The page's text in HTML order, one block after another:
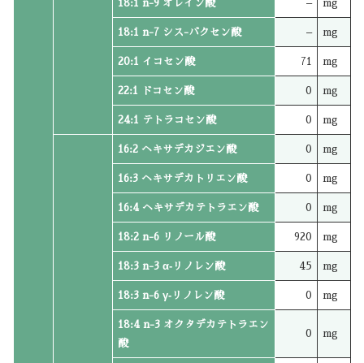
18:1 n-9 オレイン酸 – mg
18:1 n-7 シス-バクセン酸 – mg
20:1 イコセン酸 71 mg
22:1 ドコセン酸 0 mg
24:1 テトラコセン酸 0 mg
16:2 ヘキサデカジエン酸 0 mg
16:3 ヘキサデカトリエン酸 0 mg
16:4 ヘキサデカテトラエン酸 0 mg
18:2 n-6 リノール酸 920 mg
18:3 n-3 α‐リノレン酸 45 mg
18:3 n-6 γ‐リノレン酸 0 mg
18:4 n-3 オクタデカテトラエン
酸
0 mg